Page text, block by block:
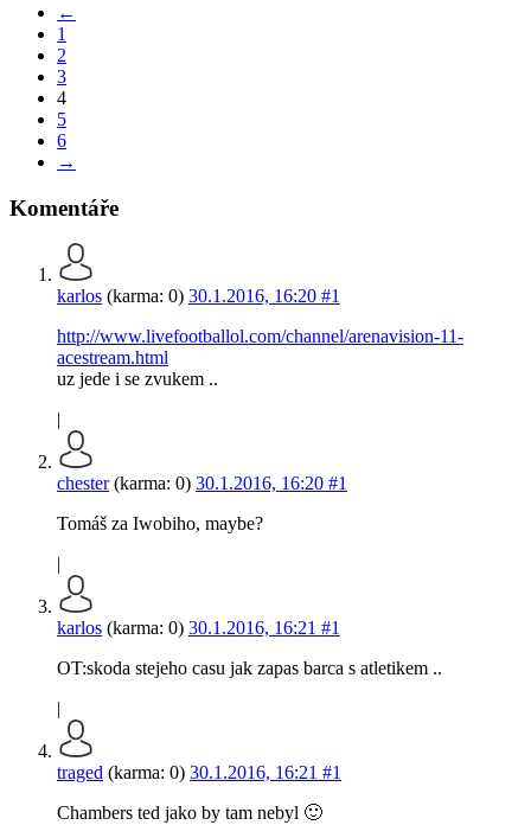
←
1
2
3
4
5
6
→
Komentáře
karlos (karma: 0) 30.1.2016, 16:20 #1
http://www.livefootballol.com/channel/arenavision-11-
acestream.html
uz jede i se zvukem ..
|
chester(karma: 0) 30.1.2016, 16:20 #1
Tomáš za Iwobiho, maybe?
|
karlos (karma: 0) 30.1.2016, 16:21 #1
OT:skoda stejeho casu jak zapas barca s atletikem ..
|
traged (karma: 0) 30.1.2016, 16:21 #1
Chambers ted jako by tam nebyl 🙂